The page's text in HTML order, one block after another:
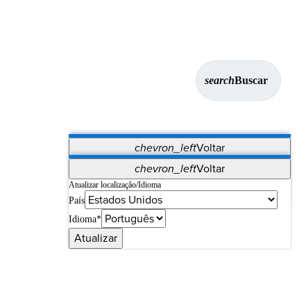
searchBuscar
chevron_leftVoltar
Vet Systems OrthoPedia Patient
Supplier Portal
Synergy Imaging & Resection
chevron_leftVoltar
Atualizar localização/Idioma
País
Idioma*
Atualizar